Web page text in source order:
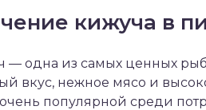
кижуча в
— одна из самых ценных
вкус, нежное мясо и
популярной среди